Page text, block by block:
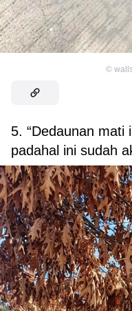
©
5. “Dedaunan mati
padahal ini sudah